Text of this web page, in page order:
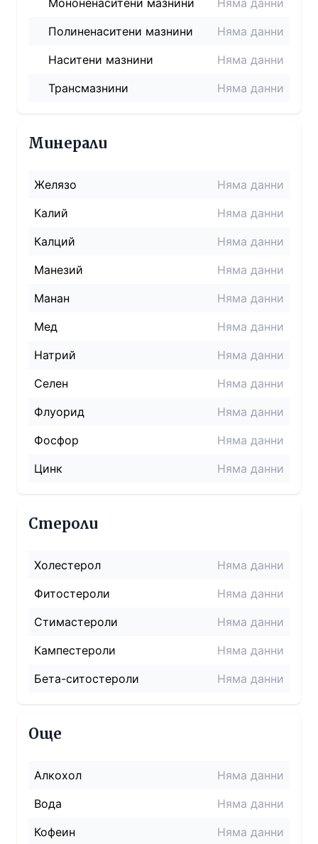
Мононенаситени мазнини
Няма данни
Полиненаситени мазнини
Няма данни
Наситени мазнини
Няма данни
Трансмазнини
Няма данни
Минерали
Желязо
Няма данни
Калий
Няма данни
Калций
Няма данни
Манезий
Няма данни
Манан
Няма данни
Мед
Няма данни
Натрий
Няма данни
Селен
Няма данни
Флуорид
Няма данни
Фосфор
Няма данни
Цинк
Няма данни
Стероли
Холестерол
Няма данни
Фитостероли
Няма данни
Стимастероли
Няма данни
Кампестероли
Няма данни
Бета-ситостероли
Няма данни
Още
Алкохол
Няма данни
Вода
Няма данни
Кофеин
Няма данни